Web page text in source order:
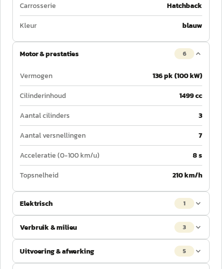
Carrosserie
Hatchback
Kleur
blauw
Motor & prestaties 6
Vermogen
136 pk (100 kW)
Cilinderinhoud
1499 cc
Aantal cilinders
3
Aantal versnellingen
7
Acceleratie (0-100 km/u)
8 s
Topsnelheid
210 km/h
Elektrisch 1
Verbruik & milieu 3
Uitvoering & afwerking 5